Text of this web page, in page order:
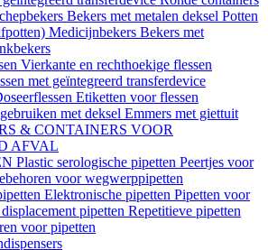
Bekers met metalen deksel Potten
Medicijnbekers Bekers met
Vierkante en rechthoekige flessen
met geïntegreerd transferdevice
Etiketten voor flessen
met deksel Emmers met giettuit
& CONTAINERS VOOR
AFVAL
Plastic serologische pipetten Peertjes voor
voor wegwerppipetten
Elektronische pipetten Pipetten voor
pipetten Repetitieve pipetten
voor pipetten